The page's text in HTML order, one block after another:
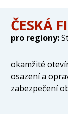
ČESKÁ
pro regiony:
okamžité
osazení a
zabezpečení